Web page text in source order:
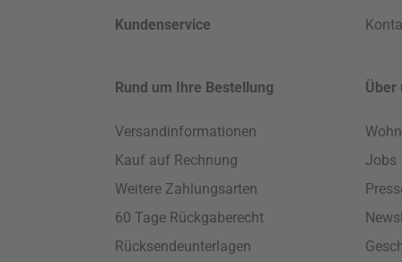
Kundenservice
Rund um Ihre Bestellung
Versandinformationen
Kauf auf Rechnung
Weitere Zahlungsarten
60 Tage Rückgaberecht
Rücksendeunterlagen
Über
Jobs